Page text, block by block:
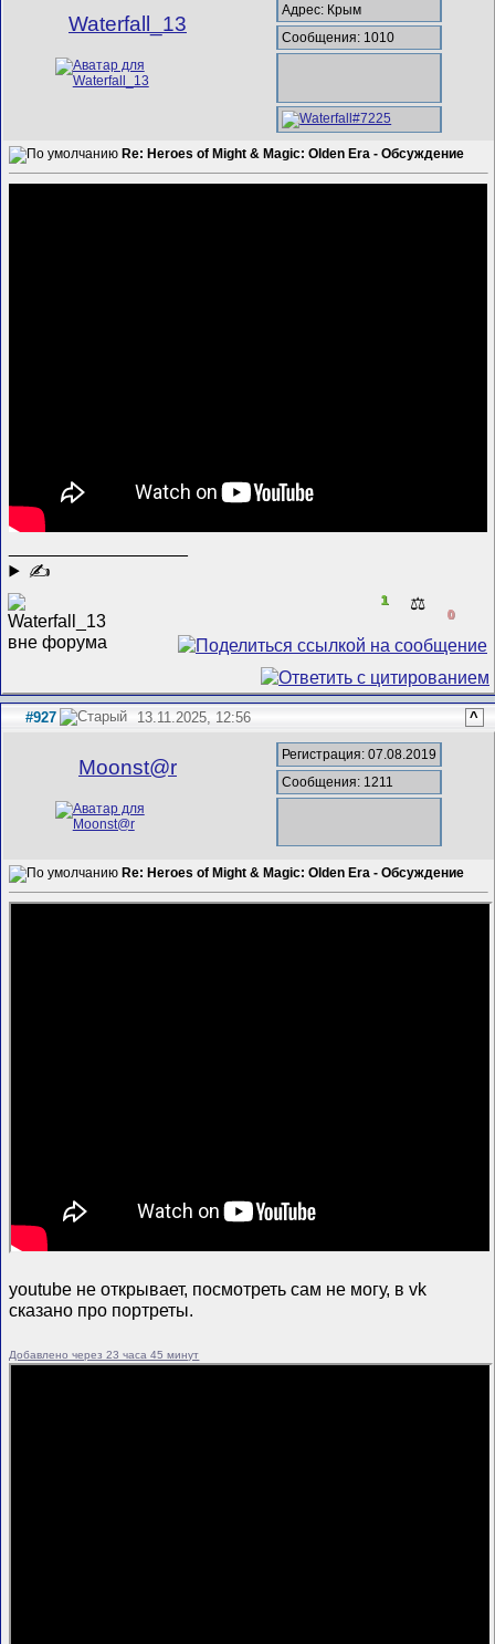
Waterfall_13
Адрес: Крым
Сообщения: 1010
Re: Heroes of Might & Magic: Olden Era - Обсуждение
✍
1 ⚖️
0
#927 13.11.2025, 12:56 ^
Mооnst@r
Регистрация: 07.08.2019
Сообщения: 1211
Re: Heroes of Might & Magic: Olden Era - Обсуждение
youtube не открывает, посмотреть сам не могу, в vk
сказано про портреты.
Добавлено через 23 часа 45 минут